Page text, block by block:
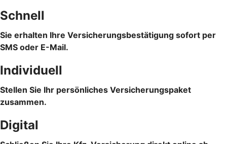
Schnell
Sie erhalten Ihre Versicherungsbestätigung sofort per
SMS oder E-Mail.
Individuell
Stellen Sie Ihr persönliches Versicherungspaket
zusammen.
Digital